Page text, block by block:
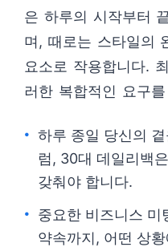
은 하루의 시작부터
며, 때로는 스타일의
요소로 작용합니다.
러한 복합적인 요구
하루 종일 당신의
럼, 30대 데일리백
갖춰야 합니다.
중요한 비즈니스 미
약속까지, 어떤 상